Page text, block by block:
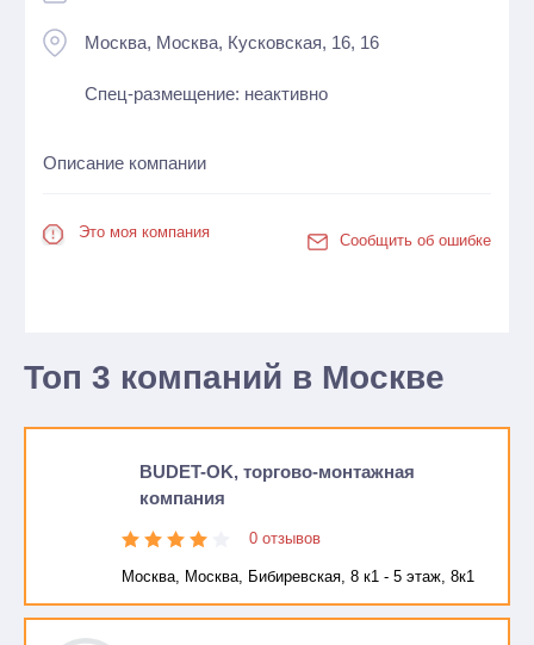
Москва, Москва, Кусковская, 16, 16
Спец-размещение: неактивно
Описание компании
Это моя компания Сообщить об ошибке
Топ 3 компаний в Москве
BUDET-OK, торгово-монтажная
компания
0 отзывов
Москва, Москва, Бибиревская, 8 к1 - 5 этаж, 8к1